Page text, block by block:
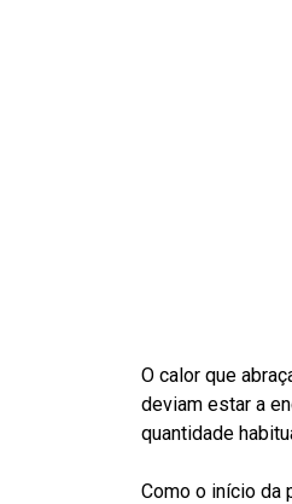
O calor que
deviam estar a
quantidade
Como o início da